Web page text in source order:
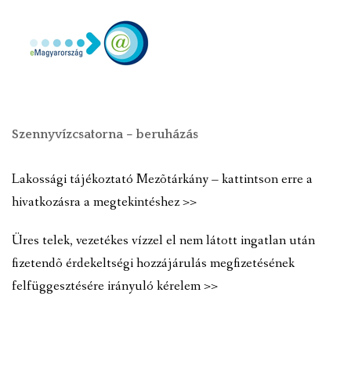
Szennyvízcsatorna – beruházás
Lakossági tájékoztató Mezõtárkány – kattintson erre a
hivatkozásra a megtekintéshez >>
Üres telek, vezetékes vízzel el nem látott ingatlan után
fizetendõ érdekeltségi hozzájárulás megfizetésének
felfüggesztésére irányuló kérelem >>